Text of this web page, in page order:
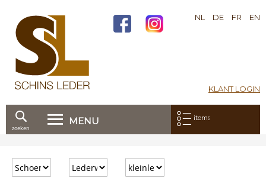
KLANT LOGIN
NL DE FR EN
MENU Mijn bestelling:
items
door
naar
zoeken